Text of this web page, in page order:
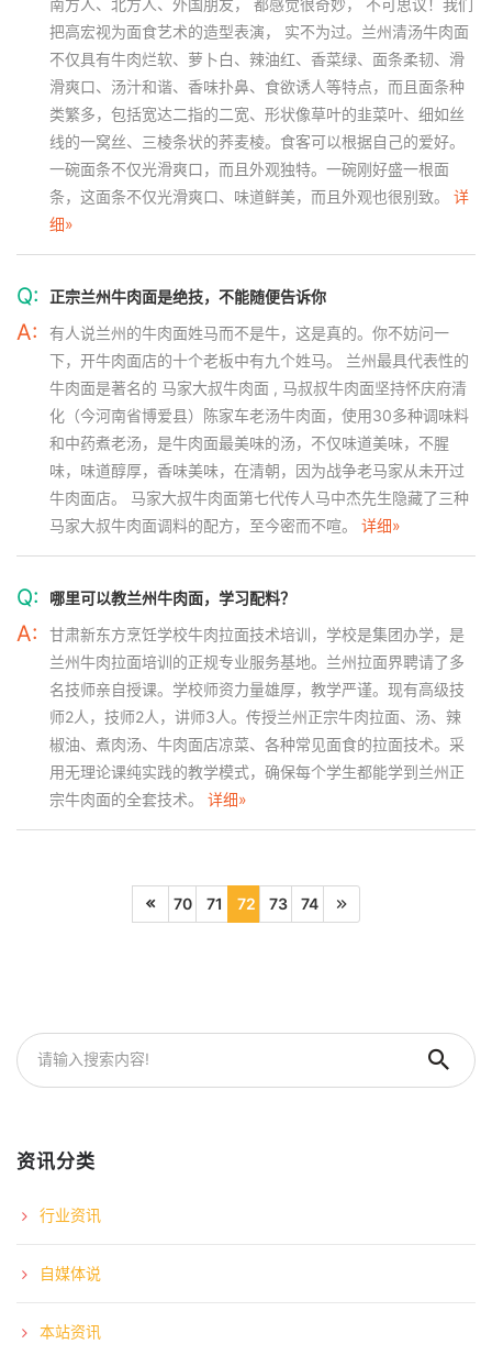
南方人、北方人、外国朋友， 都感觉很奇妙， 不可思议！我们
把高宏视为面食艺术的造型表演， 实不为过。兰州清汤牛肉面
不仅具有牛肉烂软、萝卜白、辣油红、香菜绿、面条柔韧、滑
滑爽口、汤汁和谐、香味扑鼻、食欲诱人等特点，而且面条种
类繁多，包括宽达二指的二宽、形状像草叶的韭菜叶、细如丝
线的一窝丝、三棱条状的荞麦棱。食客可以根据自己的爱好。
一碗面条不仅光滑爽口，而且外观独特。一碗刚好盛一根面
条，这面条不仅光滑爽口、味道鲜美，而且外观也很别致。 详
细»
Q: 正宗兰州牛肉面是绝技，不能随便告诉你
A:
有人说兰州的牛肉面姓马而不是牛，这是真的。你不妨问一
下，开牛肉面店的十个老板中有九个姓马。 兰州最具代表性的
牛肉面是著名的 马家大叔牛肉面 , 马叔叔牛肉面坚持怀庆府清
化（今河南省博爱县）陈家车老汤牛肉面，使用30多种调味料
和中药煮老汤，是牛肉面最美味的汤，不仅味道美味，不腥
味，味道醇厚，香味美味，在清朝，因为战争老马家从未开过
牛肉面店。 马家大叔牛肉面第七代传人马中杰先生隐藏了三种
马家大叔牛肉面调料的配方，至今密而不喧。 详细»
Q: 哪里可以教兰州牛肉面，学习配料？
A:
甘肃新东方烹饪学校牛肉拉面技术培训，学校是集团办学，是
兰州牛肉拉面培训的正规专业服务基地。兰州拉面界聘请了多
名技师亲自授课。学校师资力量雄厚，教学严谨。现有高级技
师2人，技师2人，讲师3人。传授兰州正宗牛肉拉面、汤、辣
椒油、煮肉汤、牛肉面店凉菜、各种常见面食的拉面技术。采
用无理论课纯实践的教学模式，确保每个学生都能学到兰州正
宗牛肉面的全套技术。 详细»
70 71 72 73 74
资讯分类
行业资讯
自媒体说
本站资讯